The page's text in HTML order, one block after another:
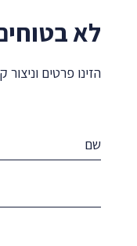
לא
הזינו פרטים